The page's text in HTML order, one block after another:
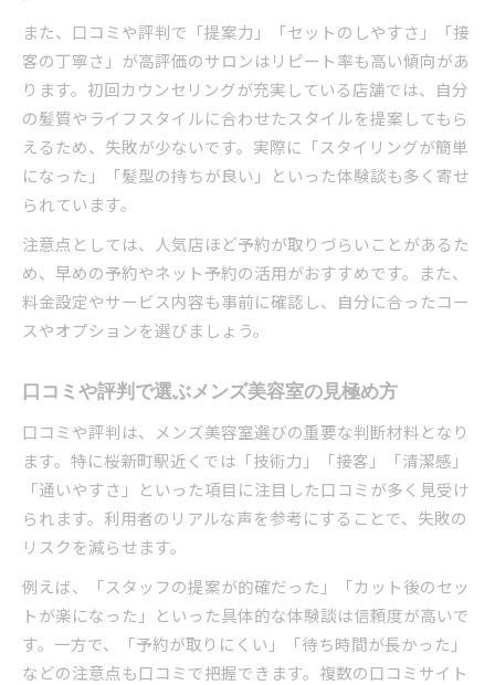
また、口コミや評判で「提案力」「セットのしやすさ」「接
客の丁寧さ」が高評価のサロンはリピート率も高い傾向があ
ります。初回カウンセリングが充実している店舗では、自分
の髪質やライフスタイルに合わせたスタイルを提案してもら
えるため、失敗が少ないです。実際に「スタイリングが簡単
になった」「髪型の持ちが良い」といった体験談も多く寄せ
られています。
注意点としては、人気店ほど予約が取りづらいことがあるた
め、早めの予約やネット予約の活用がおすすめです。また、
料金設定やサービス内容も事前に確認し、自分に合ったコー
スやオプションを選びましょう。
口コミや評判で選ぶメンズ美容室の見極め方
口コミや評判は、メンズ美容室選びの重要な判断材料となり
ます。特に桜新町駅近くでは「技術力」「接客」「清潔感」
「通いやすさ」といった項目に注目した口コミが多く見受け
られます。利用者のリアルな声を参考にすることで、失敗の
リスクを減らせます。
例えば、「スタッフの提案が的確だった」「カット後のセッ
トが楽になった」といった具体的な体験談は信頼度が高いで
す。一方で、「予約が取りにくい」「待ち時間が長かった」
などの注意点も口コミで把握できます。複数の口コミサイト